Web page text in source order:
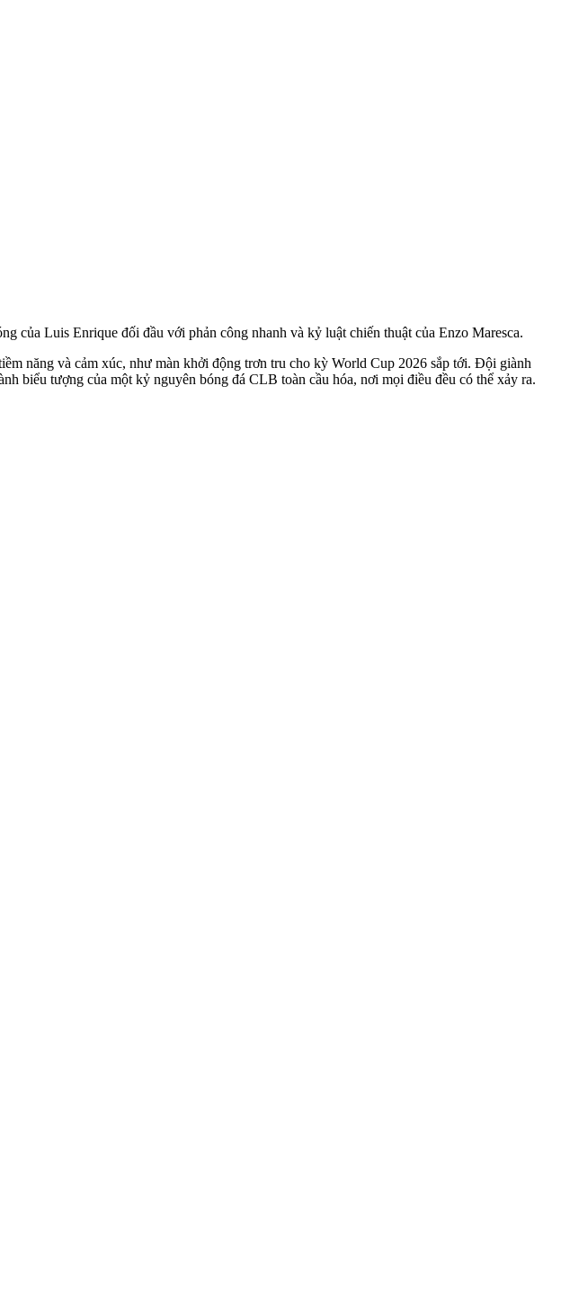
của Luis Enrique đối đầu với phản công nhanh và kỷ luật chiến thuật của Enzo Maresca.
năng và cảm xúc, như màn khởi động trơn tru cho kỳ World Cup 2026 sắp tới. Đội giành
biểu tượng của một kỷ nguyên bóng đá CLB toàn cầu hóa, nơi mọi điều đều có thể xảy ra.